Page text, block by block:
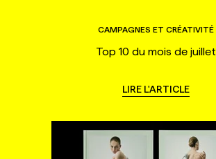
CAMPAGNES ET CRÉATIVITÉ
Top 10 du mois de juillet
LIRE L'ARTICLE